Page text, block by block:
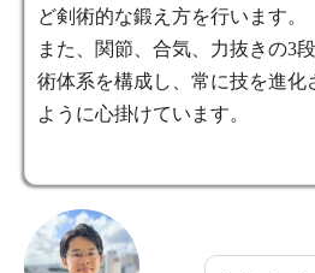
ど剣術的な鍛え方を行います。
また、関節、合気、力抜きの3
術体系を構成し、常に技を進化
ように心掛けています。